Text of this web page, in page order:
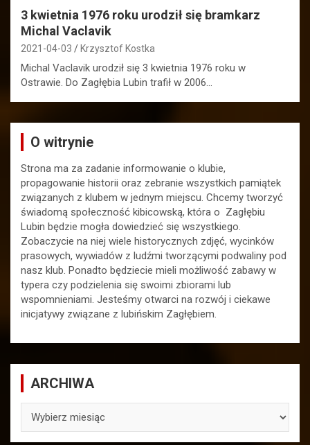
3 kwietnia 1976 roku urodził się bramkarz
Michal Vaclavik
2021-04-03 Krzysztof Kostka
Michal Vaclavik urodził się 3 kwietnia 1976 roku w
Ostrawie. Do Zagłębia Lubin trafił w 2006…
O witrynie
Strona ma za zadanie informowanie o klubie,
propagowanie historii oraz zebranie wszystkich pamiątek
związanych z klubem w jednym miejscu. Chcemy tworzyć
świadomą społeczność kibicowską, która o Zagłębiu
Lubin będzie mogła dowiedzieć się wszystkiego.
Zobaczycie na niej wiele historycznych zdjęć, wycinków
prasowych, wywiadów z ludźmi tworzącymi podwaliny pod
nasz klub. Ponadto będziecie mieli możliwość zabawy w
typera czy podzielenia się swoimi zbiorami lub
wspomnieniami. Jesteśmy otwarci na rozwój i ciekawe
inicjatywy związane z lubińskim Zagłębiem.
ARCHIWA